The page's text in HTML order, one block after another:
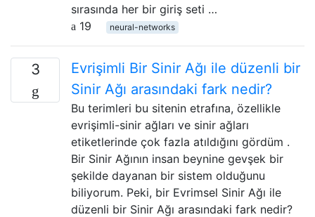
sırasında her bir giriş seti …
19
neural-networks
3
Evrişimli Bir Sinir Ağı ile düzenli bir
Sinir Ağı arasındaki fark nedir?
Bu terimleri bu sitenin etrafına, özellikle
evrişimli-sinir ağları ve sinir ağları
etiketlerinde çok fazla atıldığını gördüm .
Bir Sinir Ağının insan beynine gevşek bir
şekilde dayanan bir sistem olduğunu
biliyorum. Peki, bir Evrimsel Sinir Ağı ile
düzenli bir Sinir Ağı arasındaki fark nedir?